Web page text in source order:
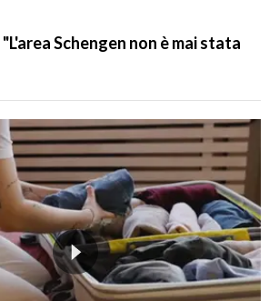
Schengen non è mai stata